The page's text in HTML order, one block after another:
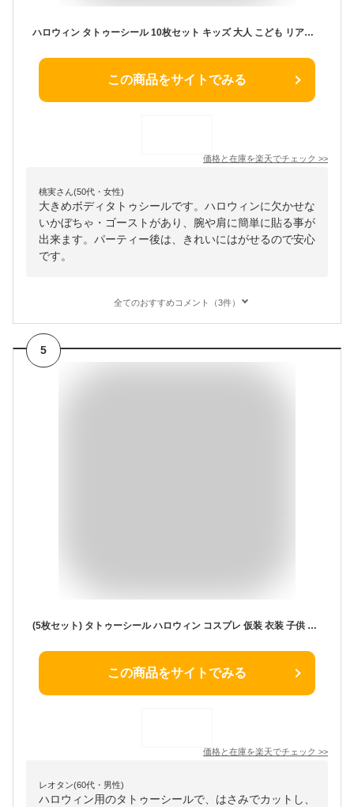
ハロウィン タトゥーシール 10枚セット キッズ 大人 こども リアル 傷 入れ墨 刺青 パーティ おばけ コスプレ シール 血 イベント ボディステッカー ボディーペイント ゾンビ ボディーシール カボチャ インスタ映え 文化祭 高校生
この商品をサイトでみる
価格と在庫を楽天でチェック >>
桃実さん(50代・女性)
大きめボディタトゥシールです。ハロウィンに欠かせな
いかぼちゃ・ゴーストがあり、腕や肩に簡単に貼る事が
出来ます。パーティー後は、きれいにはがせるので安心
です。
全てのおすすめコメント（3件）
5
(5枚セット) タトゥーシール ハロウィン コスプレ 仮装 衣装 子供 大人 ステッカー 傷メイク 血 かぼちゃ コウモリ クモ ボディ フェイス イベント タトゥー シール ハロウィン グッズ パーティー イベント ハロウィン用品 コスプレ用品 y1
この商品をサイトでみる
価格と在庫を楽天でチェック >>
レオタン(60代・男性)
ハロウィン用のタトゥーシールで、はさみでカットし、